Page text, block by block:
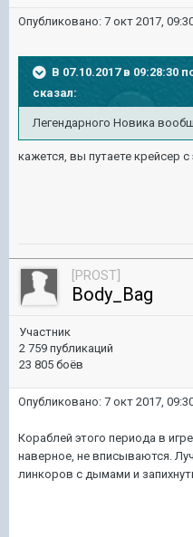
Опубликовано: 7 окт 2017,
В 07.10.2017 в 09:28:30
сказал:
Легендарного Новика
кажется, вы путаете крейсер
[PROST]
Body_Bag
Участник
2 759 публикаций
23 805 боёв
Опубликовано: 7 окт 2017,
Кораблей этого периода в
наверное, не вписываются.
линкоров с дымами и